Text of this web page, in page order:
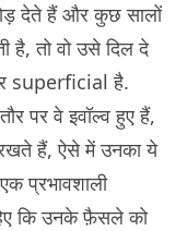
देते हैं और कुछ सालों
है, तो वो उसे दिल दे
superficial है.
पर वे इवॉल्व हुए हैं,
हैं, ऐसे में उनका ये
प्रभावशाली
कि उनके फ़ैसले को